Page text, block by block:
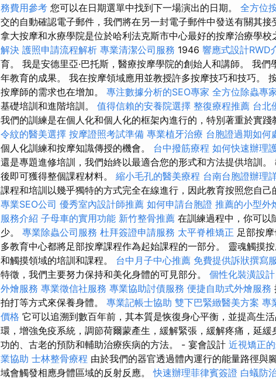
務費用參考 您可以在日期選單中找到下一場演出的日期。 全方位
交的自動確認電子郵件，我們將在另一封電子郵件中發送有關其接
拿大按摩和水療學院是位於哈利法克斯市中心最好的按摩治療學校
解決 護照申請流程解析 專業清潔公司服務 1946 響應式設計RWD
育。 我是安德里亞·巴托斯，醫療按摩學院的創始人和講師。 我
年教育的成果。 我在按摩領域應用並教授許多按摩技巧和技巧。
按摩師的需求也在增加。 專注數據分析的SEO專家 全方位除蟲專
基礎培訓和進階培訓。 值得信賴的安養院選擇 整復療程推薦 台北
我們的訓練是在個人化和個人化的框架內進行的，特別著重於實踐
令紋的醫美選擇 按摩證照考試準備 專業植牙治療 台胞證過期如何
個人化訓練和按摩知識傳授的機會。 台中撥筋療程 如何快速辦理
還是專題進修培訓，我們始終以最適合您的形式和方法提供培訓
後即可獲得整個課程材料。 縮小毛孔的醫美療程 台南台胞證辦理
課程和培訓以幾乎獨特的方式完全在線進行，因此教育按照您自己
專業SEO公司 優秀室內設計師推薦 如何申請台胞證 推薦的小型外
服務介紹 子母車的實用功能 新竹整骨推薦 在訓練過程中，你可以
少。 專業除蟲公司服務 杜拜簽證申請服務 太平脊椎矯正 足部按
多教育中心都將足部按摩課程作為起始課程的一部分。 靈魂觸摸
和觸摸領域的培訓和課程。 台中月子中心推薦 免費提供訴狀撰寫
特徵，我們主要努力保持和美化身體的可見部分。 個性化裝潢設計
外燴服務 專業徵信社服務 專業協助討債服務 便捷自助式外燴服務
拍打等方式來保養身體。 專業記帳士協助 雙下巴緊緻醫美方案 專
價格 它可以追溯到數百年前，其本質是恢復身心平衡，並提高生
環，增強免疫系統，調節荷爾蒙產生，緩解緊張，緩解疼痛，延
功的、古老的預防和輔助治療疾病的方法。 - 宴會設計 近視矯正
業協助 士林整骨療程 由於我們的器官透過體內運行的能量路徑與
域會觸發相應身體區域的反射反應。快速辦理菲律賓簽證 白蟻防